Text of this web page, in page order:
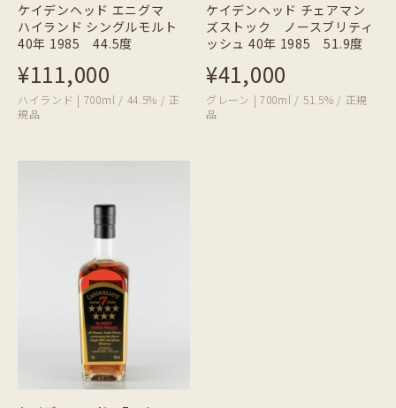
ケイデンヘッド エニグマ
ハイランド シングルモルト
40年 1985 44.5度
¥111,000
ハイランド | 700ml / 44.5% / 正
規品
ケイデンヘッド チェアマン
ズストック ノースブリティ
ッシュ 40年 1985 51.9度
¥41,000
グレーン | 700ml / 51.5% / 正規
品